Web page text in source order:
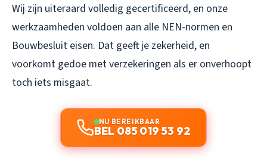
Wij zijn uiteraard volledig gecertificeerd, en onze
werkzaamheden voldoen aan alle NEN-normen en
Bouwbesluit eisen. Dat geeft je zekerheid, en
voorkomt gedoe met verzekeringen als er onverhoopt
toch iets misgaat.
NU BEREIKBAAR
BEL 085 019 53 92